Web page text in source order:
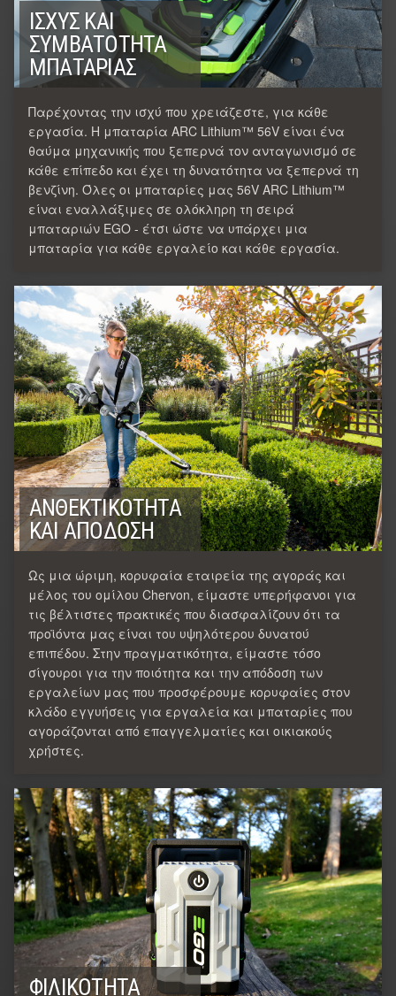
ΙΣΧΎΣ ΚΑΙ
ΣΥΜΒΑΤΌΤΗΤΑ
ΜΠΑΤΑΡΊΑΣ
Παρέχοντας την ισχύ που χρειάζεστε, για κάθε
εργασία. Η μπαταρία ARC Lithium™ 56V είναι ένα
θαύμα μηχανικής που ξεπερνά τον ανταγωνισμό σε
κάθε επίπεδο και έχει τη δυνατότητα να ξεπερνά τη
βενζίνη. Όλες οι μπαταρίες μας 56V ARC Lithium™
είναι εναλλάξιμες σε ολόκληρη τη σειρά
μπαταριών EGO - έτσι ώστε να υπάρχει μια
μπαταρία για κάθε εργαλείο και κάθε εργασία.
ΑΝΘΕΚΤΙΚΌΤΗΤΑ
ΚΑΙ ΑΠΌΔΟΣΗ
Ως μια ώριμη, κορυφαία εταιρεία της αγοράς και
μέλος του ομίλου Chervon, είμαστε υπερήφανοι για
τις βέλτιστες πρακτικές που διασφαλίζουν ότι τα
προϊόντα μας είναι του υψηλότερου δυνατού
επιπέδου. Στην πραγματικότητα, είμαστε τόσο
σίγουροι για την ποιότητα και την απόδοση των
εργαλείων μας που προσφέρουμε κορυφαίες στον
κλάδο εγγυήσεις για εργαλεία και μπαταρίες που
αγοράζονται από επαγγελματίες και οικιακούς
χρήστες.
ΦΙΛΙΚΌΤΗΤΑ